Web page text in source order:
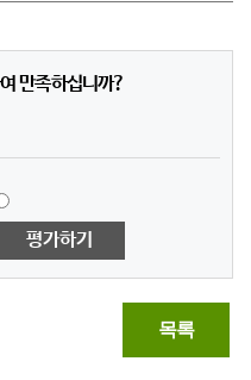
만족하십니까?
평가하기
목록